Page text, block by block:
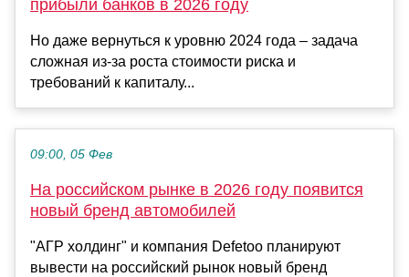
прибыли банков в 2026 году
Но даже вернуться к уровню 2024 года – задача
сложная из-за роста стоимости риска и
требований к капиталу...
09:00, 05 Фев
На российском рынке в 2026 году появится
новый бренд автомобилей
"АГР холдинг" и компания Defetoo планируют
вывести на российский рынок новый бренд